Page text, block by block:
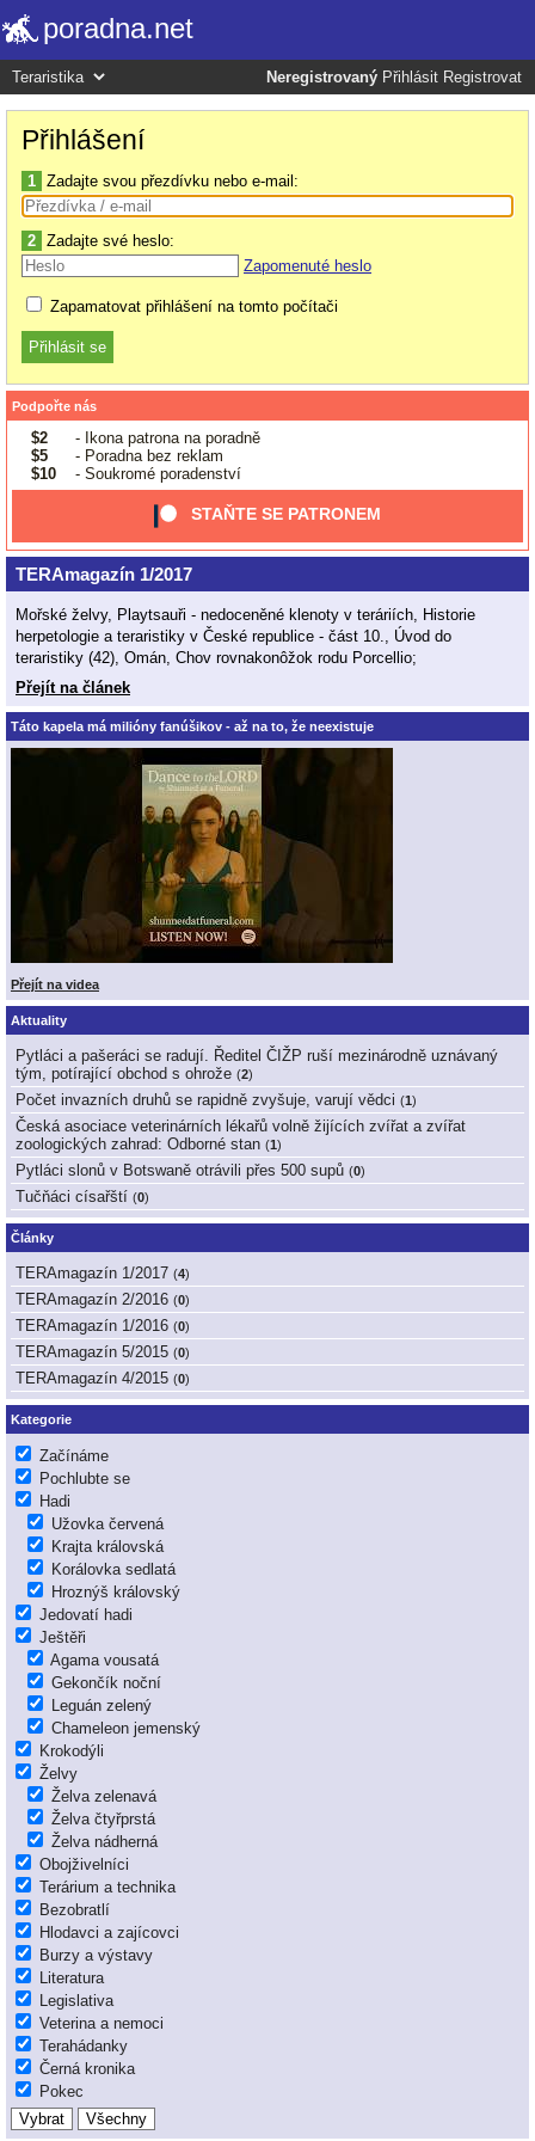
poradna.net
Neregistrovaný Přihlásit Registrovat
Přihlášení
1 Zadajte svou přezdívku nebo e-mail:
2 Zadajte své heslo:
Zapomenuté heslo
Zapamatovat přihlášení na tomto počítači
Podpořte nás
$2
- Ikona patrona na poradně
$5
- Poradna bez reklam
$10
- Soukromé poradenství
STAŇTE SE PATRONEM
TERAmagazín 1/2017
Mořské želvy, Playtsauři - nedoceněné klenoty v teráriích, Historie
herpetologie a teraristiky v České republice - část 10., Úvod do
teraristiky (42), Omán, Chov rovnakonôžok rodu Porcellio;
Přejít na článek
Táto kapela má milióny fanúšikov - až na to, že neexistuje
Přejít na videa
Aktuality
Pytláci a pašeráci se radují. Ředitel ČIŽP ruší mezinárodně uznávaný
tým, potírající obchod s ohrože (2)
Počet invazních druhů se rapidně zvyšuje, varují vědci (1)
Česká asociace veterinárních lékařů volně žijících zvířat a zvířat
zoologických zahrad: Odborné stan (1)
Pytláci slonů v Botswaně otrávili přes 500 supů (0)
Tučňáci císařští (0)
Články
TERAmagazín 1/2017 (4)
TERAmagazín 2/2016 (0)
TERAmagazín 1/2016 (0)
TERAmagazín 5/2015 (0)
TERAmagazín 4/2015 (0)
Kategorie
Začínáme
Pochlubte se
Hadi
Užovka červená
Krajta královská
Korálovka sedlatá
Hroznýš královský
Jedovatí hadi
Ještěři
Agama vousatá
Gekončík noční
Leguán zelený
Chameleon jemenský
Krokodýli
Želvy
Želva zelenavá
Želva čtyřprstá
Želva nádherná
Obojživelníci
Terárium a technika
Bezobratlí
Hlodavci a zajícovci
Burzy a výstavy
Literatura
Legislativa
Veterina a nemoci
Terahádanky
Černá kronika
Pokec